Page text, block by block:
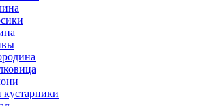
кустарники